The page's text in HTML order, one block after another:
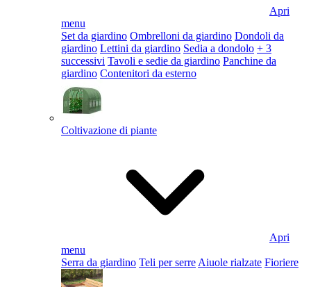
Apri
menu
Set da giardino Ombrelloni da giardino Dondoli da
giardino Lettini da giardino Sedia a dondolo + 3
successivi Tavoli e sedie da giardino Panchine da
giardino Contenitori da esterno
Coltivazione di piante
Apri
menu
Serra da giardino Teli per serre Aiuole rialzate Fioriere